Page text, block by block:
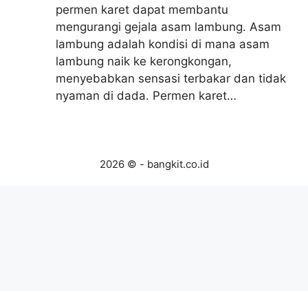
permen karet dapat membantu
mengurangi gejala asam lambung. Asam
lambung adalah kondisi di mana asam
lambung naik ke kerongkongan,
menyebabkan sensasi terbakar dan tidak
nyaman di dada. Permen karet…
2026 © - bangkit.co.id